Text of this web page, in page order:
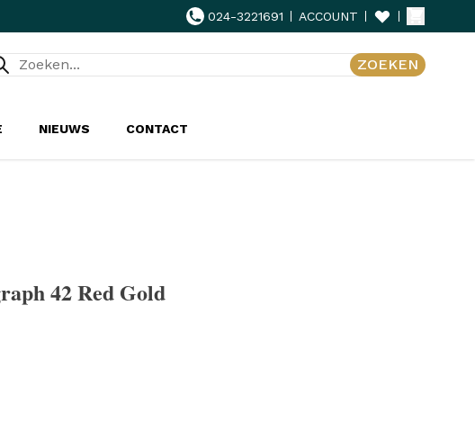
024-3221691 ACCOUNT
ZOEKEN
NIEUWS CONTACT
42 Red Gold